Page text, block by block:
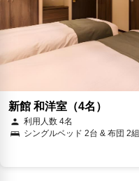
新館 和洋室（4名）
利用人数 4名
シングルベッド 2台 & 布団 2組